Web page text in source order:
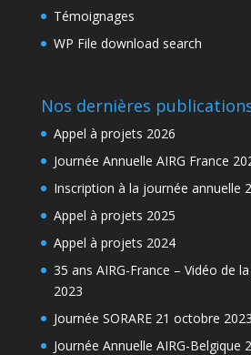
Témoignages
WP File download search
Nos dernières
Appel à projets 2026
Journée Annuelle AIRG France
Inscription à la journée annuelle
Appel à projets 2025
Appel à projets 2024
35 ans AIRG-France – Vidéo de
2023
Journée SORARE 21 octobre 2023
Journée Annuelle AIRG-Belgique